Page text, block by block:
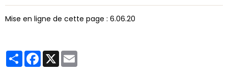
Mise en ligne de cette page : 6.06.20
PartagerFacebook
X